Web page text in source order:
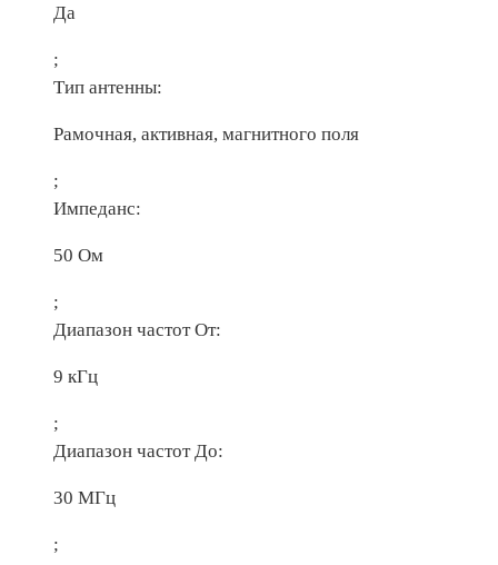
Да
;
Тип антенны:
Рамочная, активная, магнитного поля
;
Импеданc:
50 Ом
;
Диапазон частот От:
9 кГц
;
Диапазон частот До:
30 МГц
;